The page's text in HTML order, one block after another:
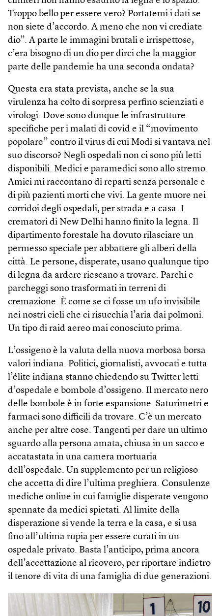
Troppo bello per essere vero? Portatemi i dati se
non siete d’accordo. A meno che non vi crediate
dio”. A parte le immagini brutali e irrispettose,
c’era bisogno di un dio per dirci che la maggior
parte delle pandemie ha una seconda ondata?
Questa era stata prevista, anche se la sua
virulenza ha colto di sorpresa perfino scienziati e
virologi. Dove sono dunque le infrastrutture
specifiche per i malati di covid e il “movimento
popolare” contro il virus di cui Modi si vantava nel
suo discorso? Negli ospedali non ci sono più letti
disponibili. Medici e paramedici sono allo stremo.
Amici mi raccontano di reparti senza personale e
di più pazienti morti che vivi. La gente muore nei
corridoi degli ospedali, per strada e a casa. I
crematori di New Delhi hanno finito la legna. Il
dipartimento forestale ha dovuto rilasciare un
permesso speciale per abbattere gli alberi della
città. Le persone, disperate, usano qualunque tipo
di legna da ardere riescano a trovare. Parchi e
parcheggi sono trasformati in terreni di
cremazione. È come se ci fosse un ufo invisibile
nei nostri cieli che ci risucchia l’aria dai polmoni.
Un tipo di raid aereo mai conosciuto prima.
L’ossigeno è la valuta della nuova morbosa borsa
valori indiana. Politici, giornalisti, avvocati e tutta
l’élite indiana stanno chiedendo su Twitter letti
d’ospedale e bombole d’ossigeno. Il mercato nero
delle bombole è in forte espansione. Saturimetri e
farmaci sono difficili da trovare. C’è un mercato
anche per altre cose. Tangenti per dare un ultimo
sguardo alla persona amata, chiusa in un sacco e
accatastata in una camera mortuaria
dell’ospedale. Un supplemento per un religioso
che accetta di dire l’ultima preghiera. Consulenze
mediche online in cui famiglie disperate vengono
spennate da medici spietati. Al limite della
disperazione si vende la terra e la casa, e si usa
fino all’ultima rupia per essere curati in un
ospedale privato. Basta l’anticipo, prima ancora
dell’accettazione al ricovero, per riportare indietro
il tenore di vita di una famiglia di due generazioni.